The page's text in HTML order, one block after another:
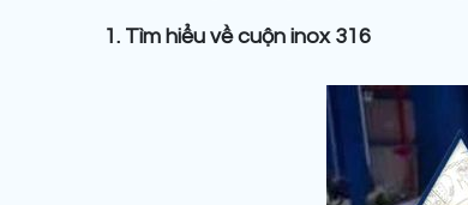
1. Tìm hiểu về cuộn inox 316